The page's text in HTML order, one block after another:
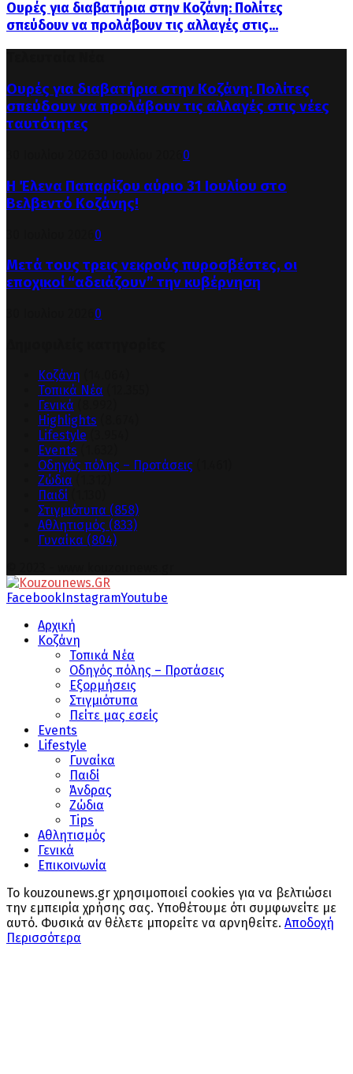
Ουρές για διαβατήρια στην Κοζάνη: Πολίτες
σπεύδουν να προλάβουν τις αλλαγές στις...
Ουρές για διαβατήρια στην Κοζάνη: Πολίτες
σπεύδουν να προλάβουν τις αλλαγές στις νέες
ταυτότητες
0
Η Έλενα Παπαρίζου αύριο 31 Ιουλίου στο
Βελβεντό Κοζάνης!
0
Μετά τους τρεις νεκρούς πυροσβέστες, οι
εποχικοί “αδειάζουν” την κυβέρνηση
0
Κοζάνη
Τοπικά Νέα
Γενικά
Highlights
Lifestyle
Events
Οδηγός πόλης – Προτάσεις
Ζώδια
Παιδί
Στιγμιότυπα (858)
Αθλητισμός (833)
Γυναίκα (804)
Facebook InstagramYoutube
Αρχική
Κοζάνη
Τοπικά Νέα
Οδηγός πόλης – Προτάσεις
Εξορμήσεις
Στιγμιότυπα
Πείτε μας εσείς
Events
Lifestyle
Γυναίκα
Παιδί
Άνδρας
Ζώδια
Tips
Αθλητισμός
Γενικά
Επικοινωνία
Το kouzounews.gr χρησιμοποιεί cookies για να βελτιώσει
την εμπειρία χρήσης σας. Υποθέτουμε ότι συμφωνείτε με
αυτό. Φυσικά αν θέλετε μπορείτε να αρνηθείτε. Αποδοχή
Περισσότερα